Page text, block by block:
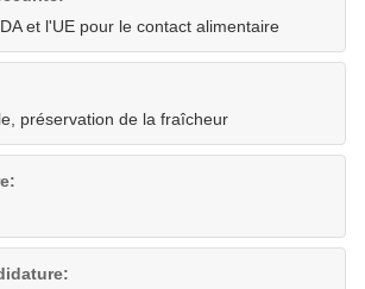
et l'UE pour le contact alimentaire
préservation de la fraîcheur